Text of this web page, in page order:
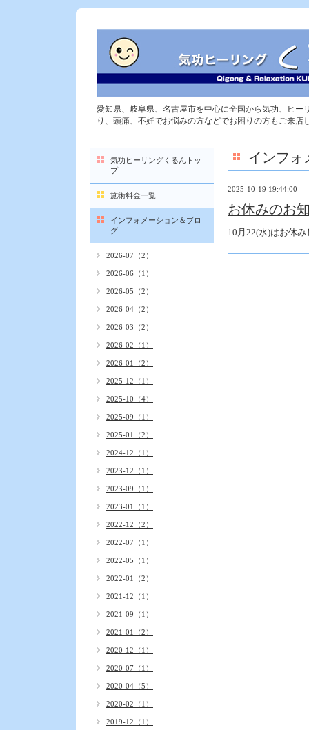
愛知県、岐阜県、名古屋市を中心に全国から気功、ヒー
り、頭痛、不妊でお悩みの方などでお困りの方もご来店
インフォ
2025-10-19 19:44:00
お休みのお
10月22(水)はお休
気功ヒーリングくるんトッ
プ
施術料金一覧
インフォメーション＆ブロ
グ
2026-07（2）
2026-06（1）
2026-05（2）
2026-04（2）
2026-03（2）
2026-02（1）
2026-01（2）
2025-12（1）
2025-10（4）
2025-09（1）
2025-01（2）
2024-12（1）
2023-12（1）
2023-09（1）
2023-01（1）
2022-12（2）
2022-07（1）
2022-05（1）
2022-01（2）
2021-12（1）
2021-09（1）
2021-01（2）
2020-12（1）
2020-07（1）
2020-04（5）
2020-02（1）
2019-12（1）